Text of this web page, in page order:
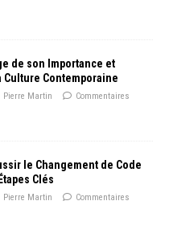
de son Importance et
Contemporaine
Pierre Martin
Commentaires
le Changement de Code
Clés
Pierre Martin
Commentaires